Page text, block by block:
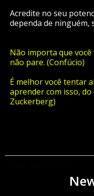
Acredite no seu
dependa de ninguém,
Não importa que
não pare. (Confúcio)
É melhor você tentar
aprender com isso,
Zuckerberg)